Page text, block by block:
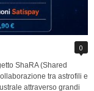
0
ShaRA (Shared
tra astrofili e
attraverso grandi